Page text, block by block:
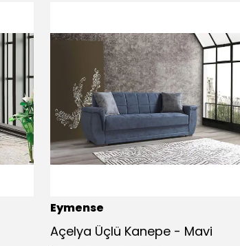
Eymense
Açelya Üçlü Kanepe - Mavi